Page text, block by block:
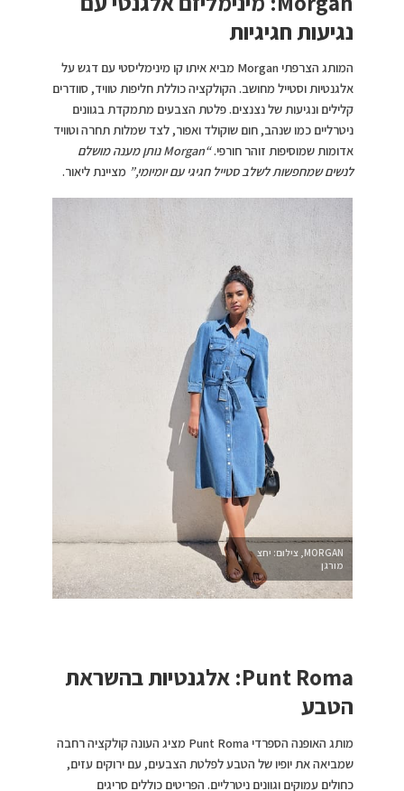
נגיעות חגיגיות
המותג הצרפתי Morgan מביא איתו קו מינימליסטי עם דגש על
אלגנטיות וסטייל מחושב. הקולקציה כוללת חליפות טוויד, סוודרים
קלילים ונגיעות של נצנצים. פלטת הצבעים מתמקדת בגוונים
ניטרליים כמו שנהב, חום שוקולד ואפור, לצד שמלות תחרה וטוויד
אדומות שמוסיפות זוהר חורפי.
“Morgan נותן מענה מושלם
לנשים שמחפשות לשלב סטייל חגיגי עם יומיומי,” מציינת ליאור.
MORGAN, צילום: יחצ
מורגן
Punt Roma: אלגנטיות בהשראת
הטבע
מותג האופנה הספרדי Punt Roma מציג העונה קולקציה רחבה
שמביאה את יופיו של הטבע לפלטת הצבעים, עם ירוקים עזים,
כחולים עמוקים וגוונים ניטרליים. הפריטים כוללים סריגים